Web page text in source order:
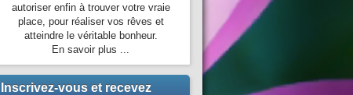
autoriser enfin à trouver votre vraie
place, pour réaliser vos rêves et
atteindre le véritable bonheur.
En savoir plus ...
Inscrivez-vous et recevez